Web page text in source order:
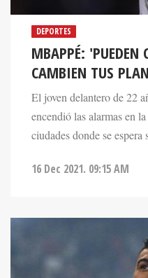
DEPORTES
MBAPPÉ: 'PUEDEN
CAMBIEN TUS
El joven delantero de 22
encendió las alarmas en
ciudades donde se espera
16 Dec 2021. 09:15 AM